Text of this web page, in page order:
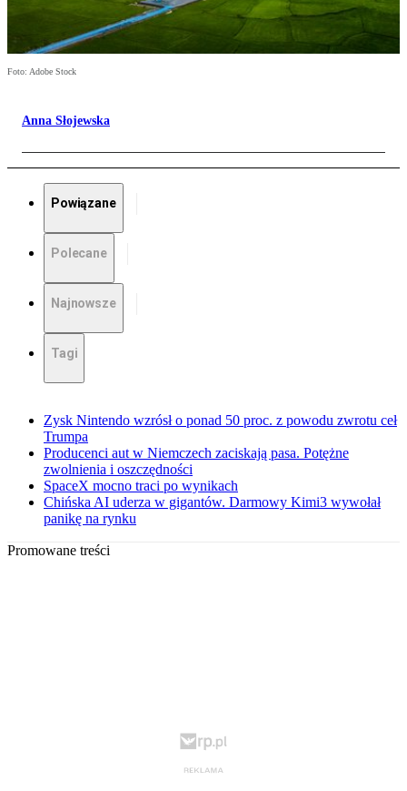
Foto: Adobe Stock
Anna Słojewska
Powiązane
Polecane
Najnowsze
Tagi
Zysk Nintendo wzrósł o ponad 50 proc. z powodu zwrotu ceł
Trumpa
Producenci aut w Niemczech zaciskają pasa. Potężne
zwolnienia i oszczędności
SpaceX mocno traci po wynikach
Chińska AI uderza w gigantów. Darmowy Kimi3 wywołał
panikę na rynku
Promowane treści